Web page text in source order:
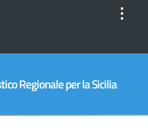
⋮
Regionale per la Sicilia